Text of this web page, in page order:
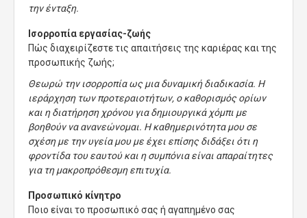
την ένταξη.
Ισορροπία εργασίας-ζωής
Πώς διαχειρίζεστε τις απαιτήσεις της καριέρας και της
προσωπικής ζωής;
Θεωρώ την ισορροπία ως μια δυναμική διαδικασία. Η
ιεράρχηση των προτεραιοτήτων, ο καθορισμός ορίων
και η διατήρηση χρόνου για δημιουργικά χόμπι με
βοηθούν να ανανεώνομαι. Η καθημερινότητα μου σε
σχέση με την υγεία μου με έχει επίσης διδάξει ότι η
φροντίδα του εαυτού και η συμπόνια είναι απαραίτητες
για τη μακροπρόθεσμη επιτυχία.
Προσωπικό κίνητρο
Ποιο είναι το προσωπικό σας ή αγαπημένο σας